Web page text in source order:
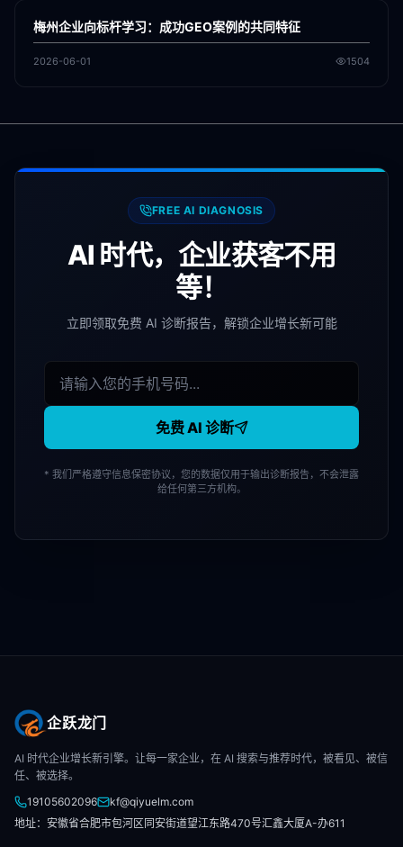
GEO
梅州企业向标杆学习：成功GEO案例的共同特征
2026-06-01 1504
FREE AI DIAGNOSIS
AI 时代，企业获客不用
等！
立即领取免费 AI 诊断报告，解锁企业增长新可能
免费 AI 诊断
* 我们严格遵守信息保密协议，您的数据仅用于输出诊断报告，不会泄露
给任何第三方机构。
企跃龙门
AI 时代企业增长新引擎。让每一家企业，在 AI 搜索与推荐时代，被看见、被信
任、被选择。
19105602096
kf@qiyuelm.com
地址：安徽省合肥市包河区同安街道望江东路470号汇鑫大厦A-办611